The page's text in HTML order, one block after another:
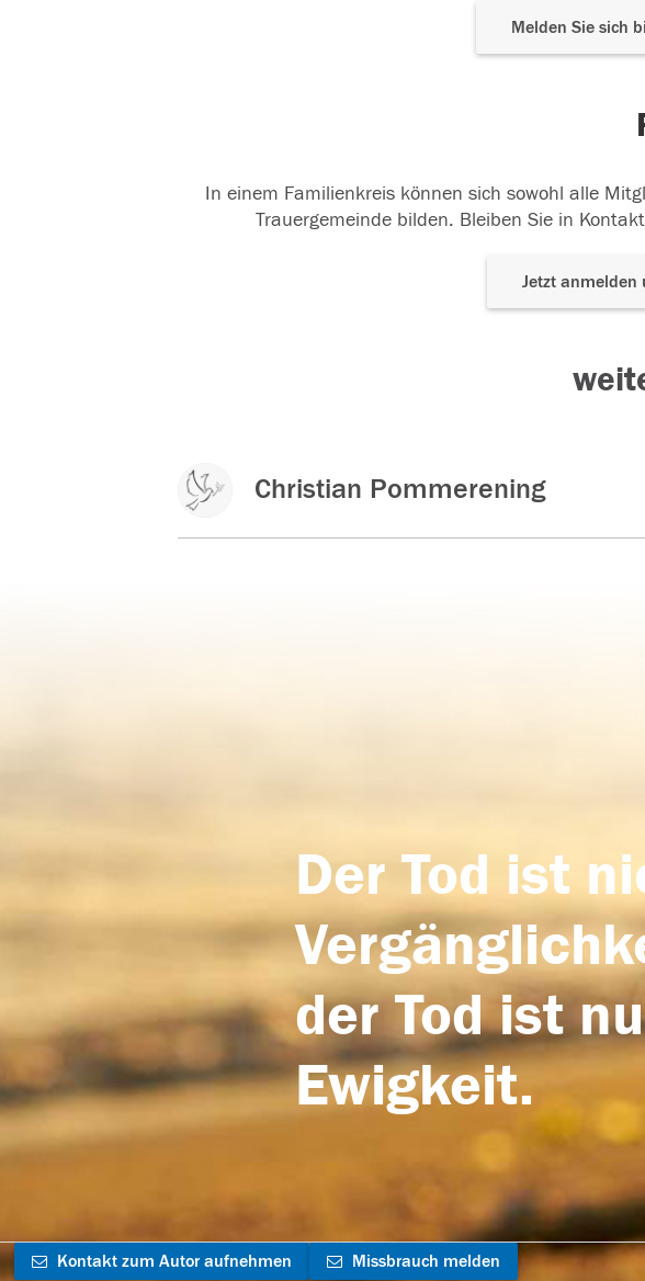
Melden Sie sich
In einem Familienkreis können sich sowohl alle
Trauergemeinde bilden. Bleiben Sie in
Jetzt anmelden
Christian Pommerening
Der Tod ist
der Tod ist
Ewigkeit.
Kontakt zum Autor aufnehmen Missbrauch melden